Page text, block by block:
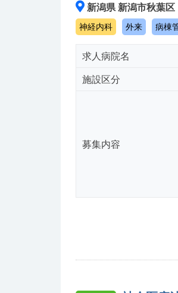
新潟県 新潟市秋葉区
神経内科 外来 病棟
求人病院名
施設区分
募集内容